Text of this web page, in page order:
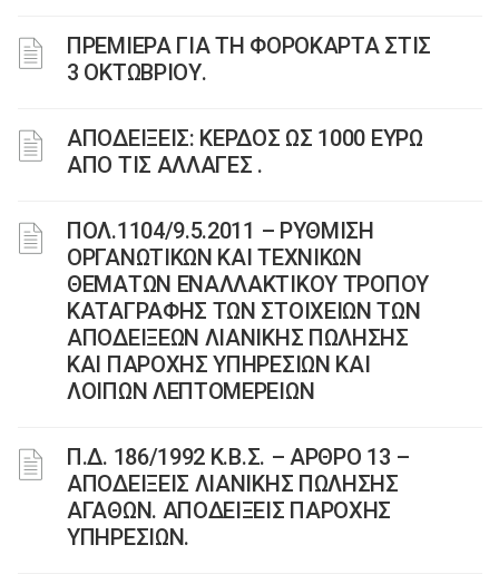
ΠΡΕΜΙΕΡΑ ΓΙΑ ΤΗ ΦΟΡΟΚΑΡΤΑ ΣΤΙΣ
3 ΟΚΤΩΒΡΙΟΥ.
ΑΠΟΔΕΙΞΕΙΣ: ΚΕΡΔΟΣ ΩΣ 1000 ΕΥΡΩ
ΑΠΟ ΤΙΣ ΑΛΛΑΓΕΣ .
ΠΟΛ.1104/9.5.2011 – ΡΥΘΜΙΣΗ
ΟΡΓΑΝΩΤΙΚΩΝ ΚΑΙ ΤΕΧΝΙΚΩΝ
ΘΕΜΑΤΩΝ ΕΝΑΛΛΑΚΤΙΚΟΥ ΤΡΟΠΟΥ
ΚΑΤΑΓΡΑΦΗΣ ΤΩΝ ΣΤΟΙΧΕΙΩΝ ΤΩΝ
ΑΠΟΔΕΙΞΕΩΝ ΛΙΑΝΙΚΗΣ ΠΩΛΗΣΗΣ
ΚΑΙ ΠΑΡΟΧΗΣ ΥΠΗΡΕΣΙΩΝ ΚΑΙ
ΛΟΙΠΩΝ ΛΕΠΤΟΜΕΡΕΙΩΝ
Π.Δ. 186/1992 Κ.Β.Σ. – ΑΡΘΡΟ 13 –
ΑΠΟΔΕΙΞΕΙΣ ΛΙΑΝΙΚΗΣ ΠΩΛΗΣΗΣ
ΑΓΑΘΩΝ. ΑΠΟΔΕΙΞΕΙΣ ΠΑΡΟΧΗΣ
ΥΠΗΡΕΣΙΩΝ.